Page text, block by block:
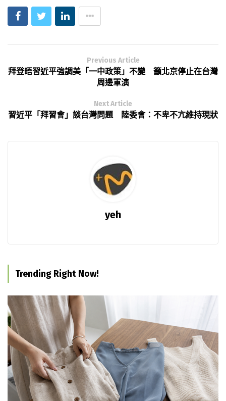
Previous Article
拜登晤習近平強調美「一中政策」不變 籲北京停止在台灣
周邊軍演
Next Article
習近平「拜習會」談台灣問題 陸委會：不卑不亢維持現狀
yeh
Trending Right Now!